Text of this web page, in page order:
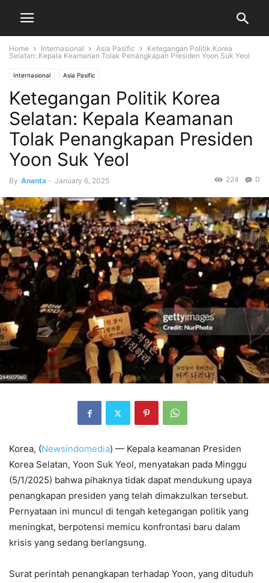
Home Internasional Asia Pasific
Ketegangan Politik Korea
Selatan: Kepala Keamanan Tolak Penangkapan Presiden Yoon Suk Yeol
Internasional Asia Pasific
Ketegangan Politik Korea
Selatan: Kepala Keamanan
Tolak Penangkapan Presiden
Yoon Suk Yeol
By Ananta - January 6, 2025 0
224
Korea, (Newsindomedia) — Kepala keamanan Presiden
Korea Selatan, Yoon Suk Yeol, menyatakan pada Minggu
(5/1/2025) bahwa pihaknya tidak dapat mendukung upaya
penangkapan presiden yang telah dimakzulkan tersebut.
Pernyataan ini muncul di tengah ketegangan politik yang
meningkat, berpotensi memicu konfrontasi baru dalam
krisis yang sedang berlangsung.
Surat perintah penangkapan terhadap Yoon, yang dituduh